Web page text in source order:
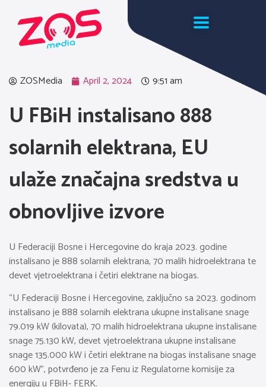
ZOSMedia April 2, 2024 9:51 am
U FBiH instalisano 888
solarnih elektrana, EU
ulaže značajna sredstva u
obnovljive izvore
U Federaciji Bosne i Hercegovine do kraja 2023. godine
instalisano je 888 solarnih elektrana, 70 malih hidroelektrana te
devet vjetroelektrana i četiri elektrane na biogas.
“U Federaciji Bosne i Hercegovine, zaključno sa 2023. godinom
instalisano je 888 solarnih elektrana ukupne instalisane snage
79.019 kW (kilovata), 70 malih hidroelektrana ukupne instalisane
snage 75.130 kW, devet vjetroelektrana ukupne instalisane
snage 135.000 kW i četiri elektrane na biogas instalisane snage
600 kW”, potvrđeno je za Fenu iz Regulatorne komisije za